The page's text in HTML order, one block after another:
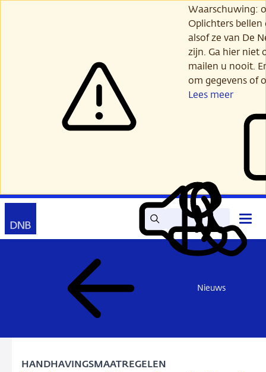
Waarschuwing:
Oplichters
alsof ze van De
zijn. Ga hier niet
mailen u nooit.
om gegevens of
Lees meer
Zoek Lees
voor
Mijn
DNB
Contact
Nieuws
HANDHAVINGSMAATREGELEN